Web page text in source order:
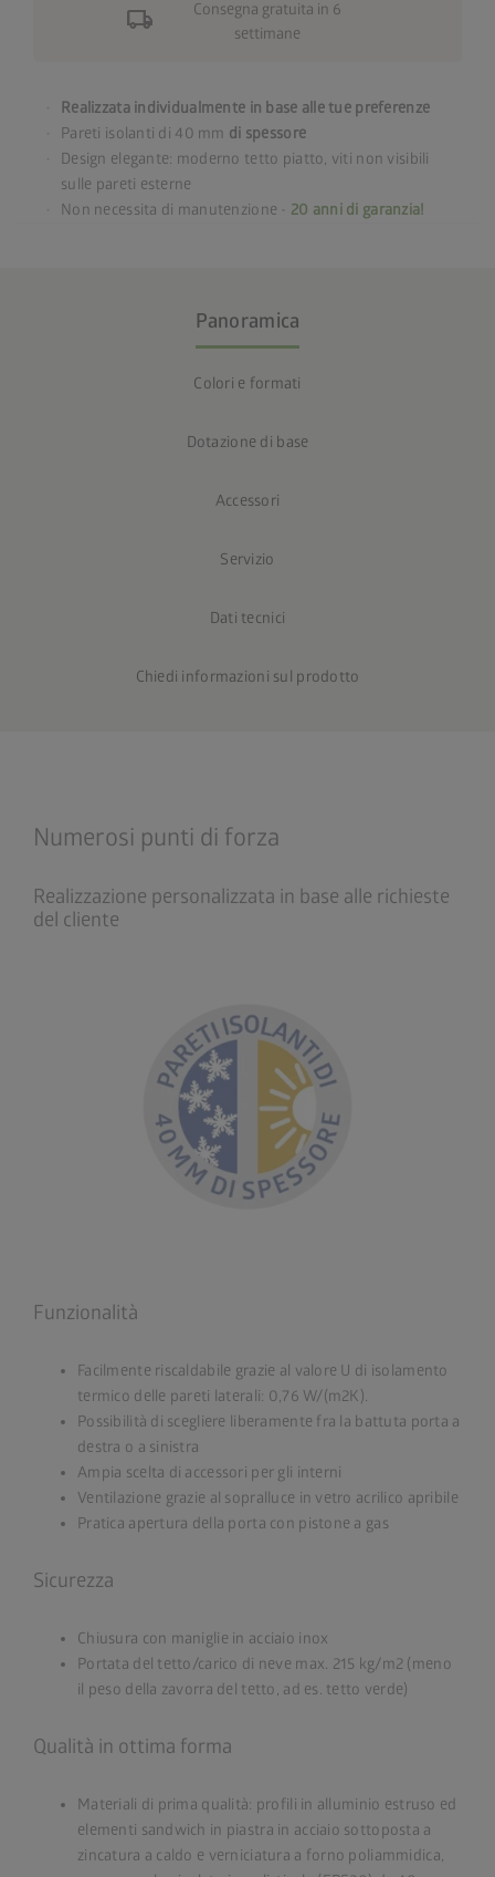
local_shipping
Consegna gratuita in 6
settimane
Realizzata individualmente in base alle tue preferenze
Pareti isolanti di 40 mm di spessore
Design elegante: moderno tetto piatto, viti non visibili
sulle pareti esterne
Non necessita di manutenzione - 20 anni di garanzia!
Panoramica
Colori e formati
Dotazione di base
Accessori
Servizio
Dati tecnici
Chiedi informazioni sul prodotto
Numerosi punti di forza
Realizzazione personalizzata in base alle richieste
del cliente
Funzionalità
Facilmente riscaldabile grazie al valore U di isolamento
termico delle pareti laterali: 0,76 W/(m2K).
Possibilità di scegliere liberamente fra la battuta porta a
destra o a sinistra
Ampia scelta di accessori per gli interni
Ventilazione grazie al sopralluce in vetro acrilico apribile
Pratica apertura della porta con pistone a gas
Sicurezza
Chiusura con maniglie in acciaio inox
Portata del tetto/carico di neve max. 215 kg/m2 (meno
il peso della zavorra del tetto, ad es. tetto verde)
Qualità in ottima forma
Materiali di prima qualità: profili in alluminio estruso ed
elementi sandwich in piastra in acciaio sottoposta a
zincatura a caldo e verniciatura a forno poliammidica,